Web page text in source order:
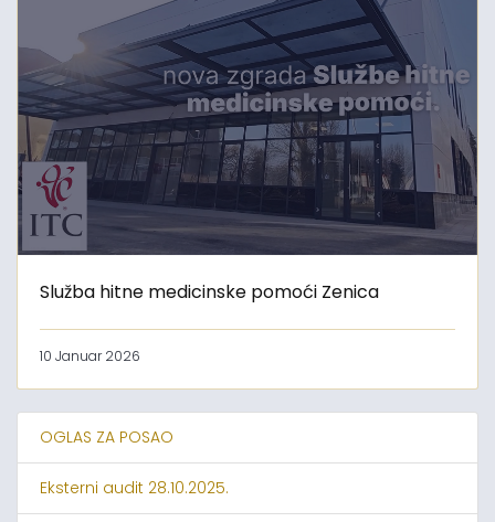
Služba hitne medicinske pomoći Zenica
10 Januar 2026
OGLAS ZA POSAO
Eksterni audit 28.10.2025.